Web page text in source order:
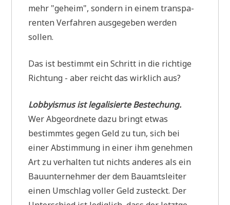
mehr "geheim", son­dern in einem trans­pa­
ren­ten Ver­fah­ren aus­ge­ge­ben wer­den
sollen.
Das ist bestimmt ein Schritt in die rich­ti­ge
Rich­tung - aber reicht das wirk­lich aus?
Lob­by­is­mus ist lega­li­sier­te Bestechung.
Wer Abge­ord­ne­te dazu bringt etwas
bestimm­tes gegen Geld zu tun, sich bei
einer Abstim­mung in einer ihm geneh­men
Art zu ver­hal­ten tut nichts ande­res als ein
Bau­un­ter­neh­mer der dem Bau­amts­lei­ter
einen Umschlag vol­ler Geld zusteckt. Der